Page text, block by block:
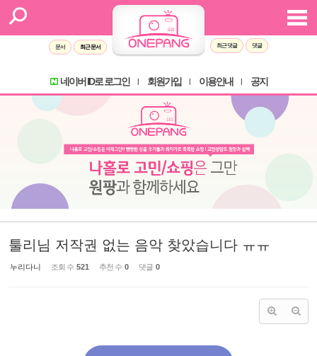
문서 최근 문서 최근 댓글 댓글
네이버 ID로 로그인 회원가입 이용안내 공지
툴리님 저작권 없는 음악 찾았습니다 ㅠㅠ
누리다니 조회 수 521 추천 수 0 댓글 0